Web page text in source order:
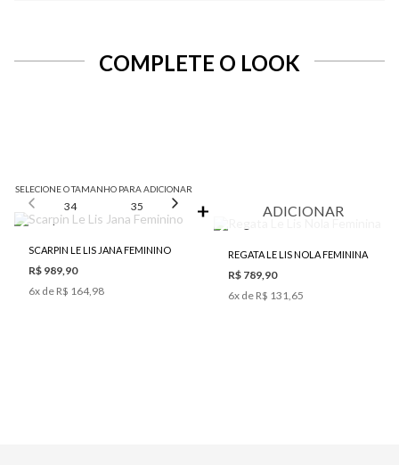
COMPLETE O LOOK
SELECIONE O TAMANHO PARA ADICIONAR
34 35 36 37 38
SCARPIN LE LIS JANA FEMININO
R$ 989,90
6x de R$ 164,98
ADICIONAR
REGATA LE LIS NOLA FEMININA
R$ 789,90
6x de R$ 131,65